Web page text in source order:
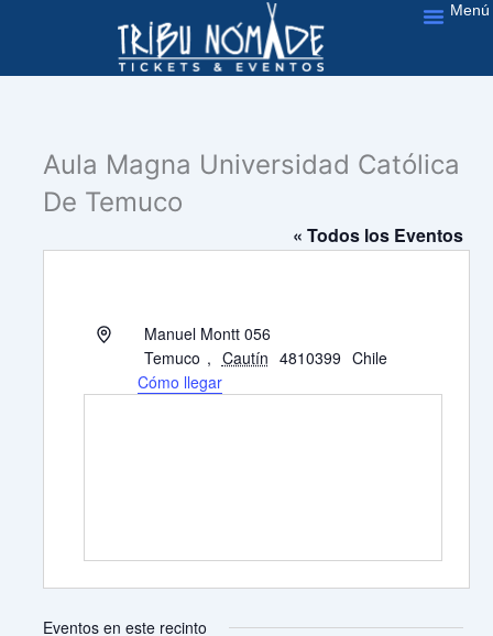
Menú
Aula Magna Universidad Católica
De Temuco
« Todos los Eventos
DirecciónManuel Montt 056
Temuco , Cautín 4810399 Chile
Cómo llegar
Eventos en este recinto